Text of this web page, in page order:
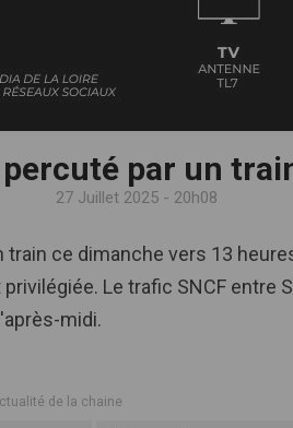
par un
27 Juillet 2025 - 20h08
train ce dimanche vers 13
Le trafic SNCF entre
midi.
de la chaine